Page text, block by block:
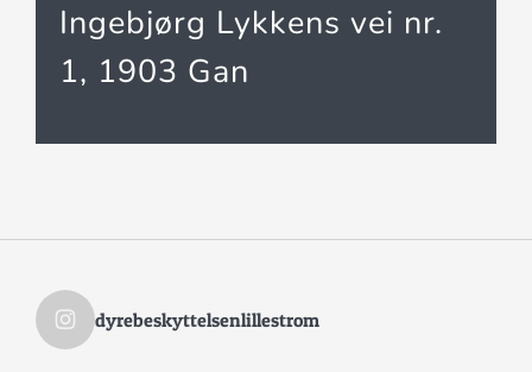
Ingebjørg Lykkens vei nr.
1, 1903 Gan
dyrebeskyttelsenlillestrom